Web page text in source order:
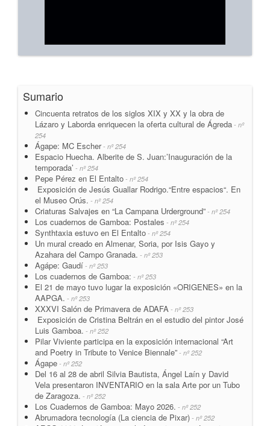
Sumario
Cincuenta retratos de los siglos XIX y XX y la obra de
Lázaro y Laborda enriquecen la oferta cultural de Ágreda - nº
254
Ágape: MC Escher- nº 254
Espacio Huecha. Alberite de S. Juan:’Inauguración de la
temporada’ - nº 254
Pepe Pérez en El Entalto - nº 254
Exposición de Jesús Guallar Rodrigo.“Entre espacios“. En
el Museo Orús. - nº 254
Criaturas Salvajes en “La Campana Urderground” - nº 254
Los cuadernos de Gamboa: Postales - nº 254
Synthtaxia estuvo en El Entalto - nº 254
Un mural creado en Almenar, Soria, por Isis Gayo y
Azahara del Campo Granada. - nº 253
Agápe: Gaudí - nº 253
Los cuadernos de Gamboa: - nº 253
El 21 de mayo tuvo lugar la exposición «ORIGENES» en la
AAPGA. - nº 253
XXXVI Salón de Primavera de ADAFA - nº 253
Exposición de Cristina Beltrán en el estudio del pintor José
Luis Gamboa. - nº 252
Pilar Viviente participa en la exposición internacional “Art
and Poetry in Tribute to Venice Biennale” - nº 252
Ágape - nº 252
Del 16 al 28 de abril Silvia Bautista, Ángel Laín y David
Vela presentaron INVENTARIO en la sala Arte por un Tubo
de Zaragoza. - nº 252
Los Cuadernos de Gamboa: Mayo 2026. - nº 252
Abrumadora tecnología (La ciencia de Pixar) - nº 252